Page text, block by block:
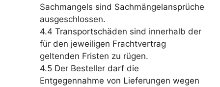
Sachmangels sind Sachmängelansprüche
ausgeschlossen.
4.4 Transportschäden sind innerhalb der
für den jeweiligen Frachtvertrag
geltenden Fristen zu rügen.
4.5 Der Besteller darf die
Entgegennahme von Lieferungen wegen